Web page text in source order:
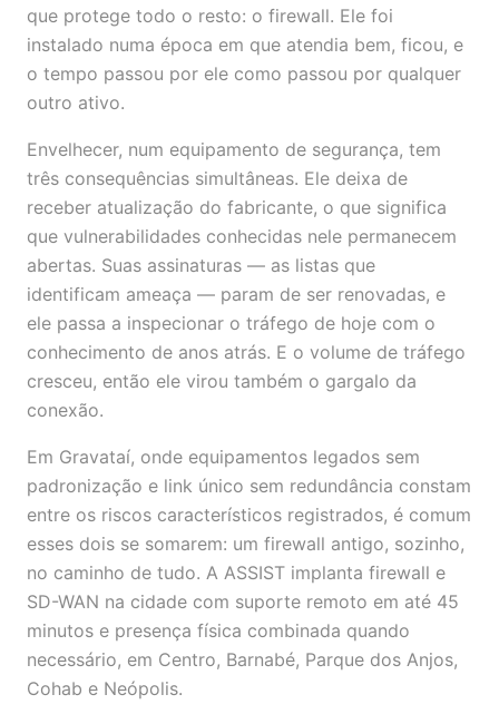
que protege todo o resto: o firewall. Ele foi
instalado numa época em que atendia bem, ficou, e
o tempo passou por ele como passou por qualquer
outro ativo.
Envelhecer, num equipamento de segurança, tem
três consequências simultâneas. Ele deixa de
receber atualização do fabricante, o que significa
que vulnerabilidades conhecidas nele permanecem
abertas. Suas assinaturas — as listas que
identificam ameaça — param de ser renovadas, e
ele passa a inspecionar o tráfego de hoje com o
conhecimento de anos atrás. E o volume de tráfego
cresceu, então ele virou também o gargalo da
conexão.
Em Gravataí, onde equipamentos legados sem
padronização e link único sem redundância constam
entre os riscos característicos registrados, é comum
esses dois se somarem: um firewall antigo, sozinho,
no caminho de tudo. A ASSIST implanta firewall e
SD-WAN na cidade com suporte remoto em até 45
minutos e presença física combinada quando
necessário, em Centro, Barnabé, Parque dos Anjos,
Cohab e Neópolis.